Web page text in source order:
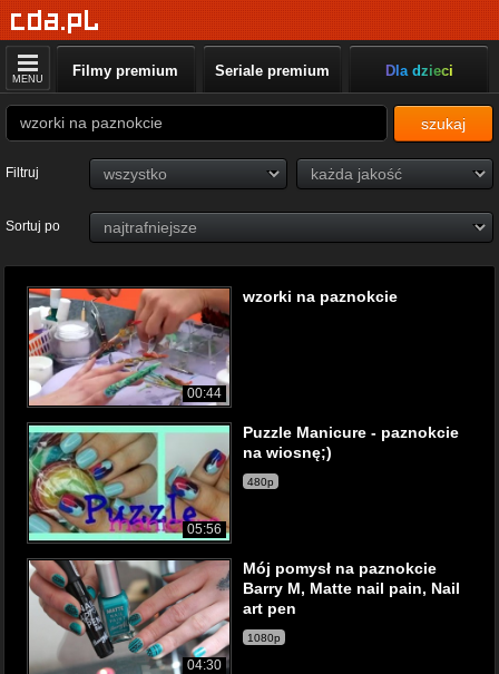
MENU Filmy premium Seriale premium Dla dzieci
szukaj
Filtruj
Sortuj po
00:44
wzorki na paznokcie
05:56
Puzzle Manicure - paznokcie
na wiosnę;)
480p
04:30
Mój pomysł na paznokcie
Barry M, Matte nail pain, Nail
art pen
1080p